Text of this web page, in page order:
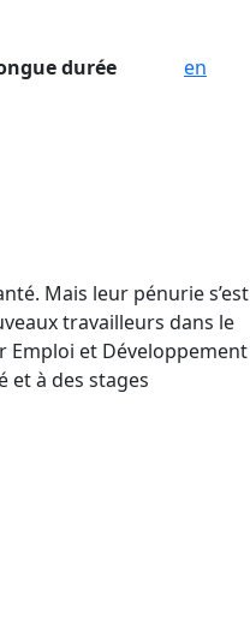
durée en
Mais leur pénurie s’est
travailleurs dans le
Emploi et Développement
et à des stages